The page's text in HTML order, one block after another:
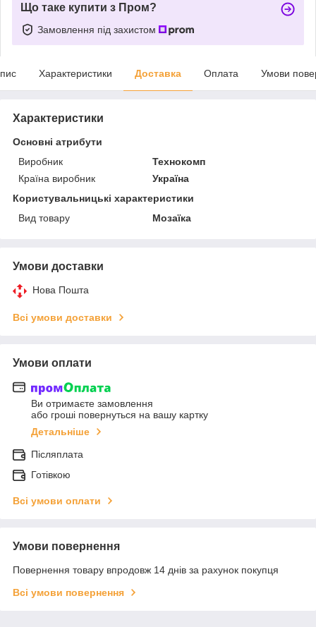
Що таке купити з Пром?
Замовлення під захистом
Характеристики Доставка Оплата Умови
Характеристики
Основні атрибути
Виробник
Технокомп
Країна виробник
Україна
Користувальницькі характеристики
Вид товару
Мозаїка
Умови доставки
Нова Пошта
Всі умови доставки
Умови оплати
Ви отримаєте замовлення
або гроші повернуться на вашу картку
Детальніше
Післяплата
Готівкою
Всі умови оплати
Умови повернення
Повернення товару впродовж 14 днів за рахунок покупця
Всі умови повернення